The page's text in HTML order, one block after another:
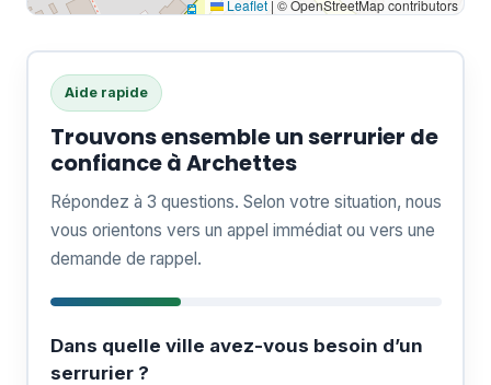
Leaflet | © OpenStreetMap contributors
Aide rapide
Trouvons ensemble un serrurier de
confiance à Archettes
Répondez à 3 questions. Selon votre situation, nous
vous orientons vers un appel immédiat ou vers une
demande de rappel.
Dans quelle ville avez-vous besoin d’un
serrurier ?